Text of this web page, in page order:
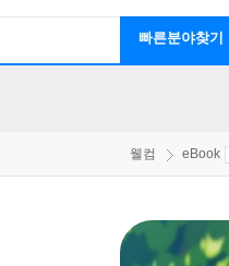
빠른분야찾기
웰컴 eBook